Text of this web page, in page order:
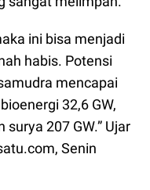
ini bisa menjadi
habis. Potensi
mencapai
32,6 GW,
surya 207 GW.” Ujar
Senin